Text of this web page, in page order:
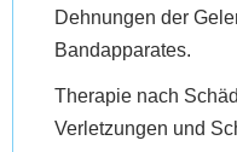
Dehnungen der
Bandapparates.
Therapie nach
Verletzungen und